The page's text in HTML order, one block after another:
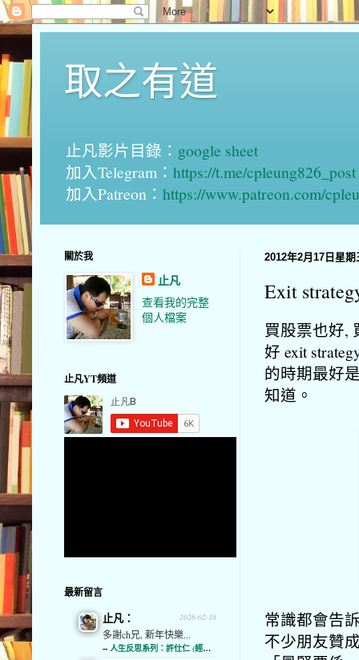
取之有道
止凡影片目錄： google sheet
加入Telegram： https://t.me/cpleung826_post
加入Patreon： https://www.patreon.com/
2012年2月17日星期
Exit
買股票也好,
好 exit
的時期最好
知道。
常識都會告
不少朋友贊
關於我
止凡
查看我的完整
個人檔案
止凡YT頻道
最新留言
2026-02-16
止凡：
多謝ch兄, 新年快樂...
-- 人生反思系列：許仕仁 (經濟通)